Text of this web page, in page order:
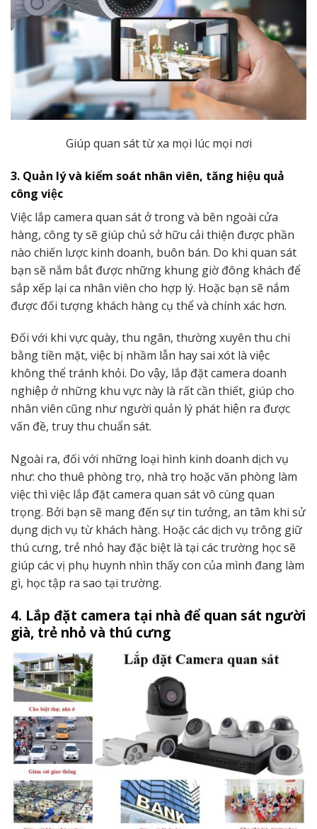
Giúp quan sát từ xa mọi lúc mọi nơi
3. Quản lý và kiểm soát nhân viên, tăng hiệu quả
công việc
Việc lắp camera quan sát ở trong và bên ngoài cửa
hàng, công ty sẽ giúp chủ sở hữu cải thiện được phần
nào chiến lược kinh doanh, buôn bán. Do khi quan sát
bạn sẽ nắm bắt được những khung giờ đông khách để
sắp xếp lại ca nhân viên cho hợp lý. Hoặc bạn sẽ nắm
được đối tượng khách hàng cụ thể và chính xác hơn.
Đối với khi vực quày, thu ngân, thường xuyên thu chi
bằng tiền mặt, việc bị nhầm lẫn hay sai xót là việc
không thể tránh khỏi. Do vậy, lắp đặt camera doanh
nghiệp ở những khu vực này là rất cần thiết, giúp cho
nhân viên cũng như người quản lý phát hiện ra được
vấn đề, truy thu chuẩn sát.
Ngoài ra, đối với những loại hình kinh doanh dịch vụ
như: cho thuê phòng trọ, nhà trọ hoặc văn phòng làm
việc thì việc lắp đặt camera quan sát vô cùng quan
trọng. Bởi bạn sẽ mang đến sự tin tưởng, an tâm khi sử
dụng dịch vụ từ khách hàng. Hoặc các dịch vụ trông giữ
thú cưng, trẻ nhỏ hay đặc biệt là tại các trường học sẽ
giúp các vị phụ huynh nhìn thấy con của mình đang làm
gì, học tập ra sao tại trường.
4. Lắp đặt camera tại nhà để quan sát người
già, trẻ nhỏ và thú cưng